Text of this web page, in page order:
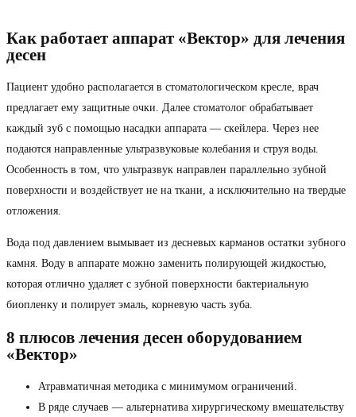
Как работает аппарат «Вектор» для лечения
десен
Пациент удобно располагается в стоматологическом кресле, врач
предлагает ему защитные очки. Далее стоматолог обрабатывает
каждый зуб с помощью насадки аппарата — скейлера. Через нее
подаются направленные ультразвуковые колебания и струя воды.
Особенность в том, что ультразвук направлен параллельно зубной
поверхности и воздействует не на ткани, а исключительно на твердые
отложения.
Вода под давлением вымывает из десневых карманов остатки зубного
камня. Воду в аппарате можно заменить полирующей жидкостью,
которая отлично удаляет с зубной поверхности бактериальную
биопленку и полирует эмаль, корневую часть зуба.
8 плюсов лечения десен оборудованием
«Вектор»
Атравматичная методика с минимумом ограничений.
В ряде случаев — альтернатива хирургическому вмешательству